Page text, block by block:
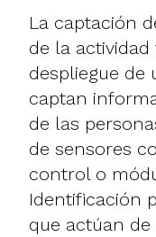
La captación
de la
despliegue de
captan
de las
de sensores
control o
Identificación
que actúan